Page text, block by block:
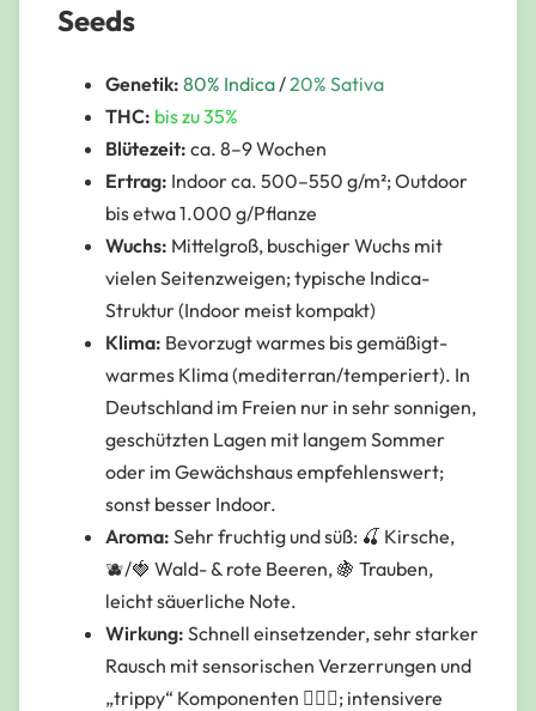
Seeds
Genetik: 80% Indica / 20% Sativa
THC: bis zu 35%
Blütezeit: ca. 8–9 Wochen
Ertrag: Indoor ca. 500–550 g/m²; Outdoor
bis etwa 1.000 g/Pflanze
Wuchs: Mittelgroß, buschiger Wuchs mit
vielen Seitenzweigen; typische Indica-
Struktur (Indoor meist kompakt)
Klima: Bevorzugt warmes bis gemäßigt-
warmes Klima (mediterran/temperiert). In
Deutschland im Freien nur in sehr sonnigen,
geschützten Lagen mit langem Sommer
oder im Gewächshaus empfehlenswert;
sonst besser Indoor.
Aroma: Sehr fruchtig und süß: 🍒 Kirsche,
🫐/🍓 Wald- & rote Beeren, 🍇 Trauben,
leicht säuerliche Note.
Wirkung: Schnell einsetzender, sehr starker
Rausch mit sensorischen Verzerrungen und
„trippy“ Komponenten 😵‍💫🌀; intensivere